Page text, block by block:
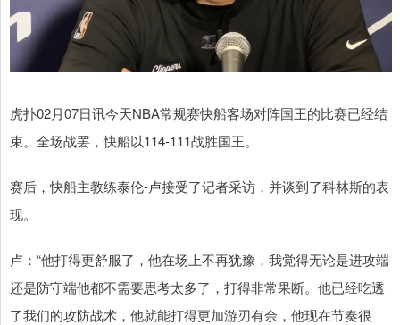
虎扑02月07日讯今天NBA常规赛快船客场对阵国王的比赛已经结
束。全场战罢，快船以114-111战胜国王。
赛后，快船主教练泰伦-卢接受了记者采访，并谈到了科林斯的表
现。
卢：“他打得更舒服了，他在场上不再犹豫，我觉得无论是进攻端
还是防守端他都不需要思考太多了，打得非常果断。他已经吃透
了我们的攻防战术，他就能打得更加游刃有余，他现在节奏很